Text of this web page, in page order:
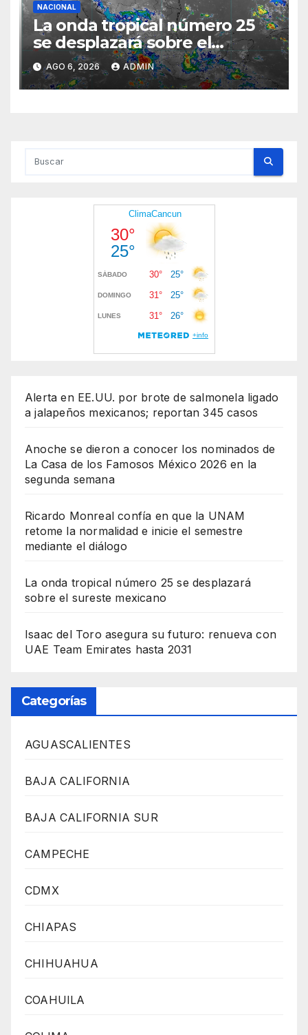
NACIONAL
La onda tropical número 25
se desplazará sobre el
sureste mexicano
AGO 6, 2026 ADMIN
Alerta en EE.UU. por brote de salmonela ligado
a jalapeños mexicanos; reportan 345 casos
Anoche se dieron a conocer los nominados de
La Casa de los Famosos México 2026 en la
segunda semana
Ricardo Monreal confía en que la UNAM
retome la normalidad e inicie el semestre
mediante el diálogo
La onda tropical número 25 se desplazará
sobre el sureste mexicano
Isaac del Toro asegura su futuro: renueva con
UAE Team Emirates hasta 2031
Categorías
AGUASCALIENTES
BAJA CALIFORNIA
BAJA CALIFORNIA SUR
CAMPECHE
CDMX
CHIAPAS
CHIHUAHUA
COAHUILA